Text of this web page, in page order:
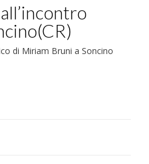
di Miriam Bruni a Soncino